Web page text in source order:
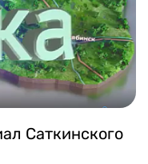
Саткинского